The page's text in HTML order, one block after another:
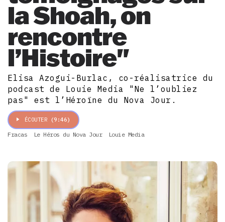
la Shoah, on
rencontre
l’Histoire"
Elisa Azogui-Burlac, co-réalisatrice du
podcast de Louie Media "Ne l’oubliez
pas" est l’Héroïne du Nova Jour.
ÉCOUTER (9:46)
Fracas Le Héros du Nova Jour Louie Media